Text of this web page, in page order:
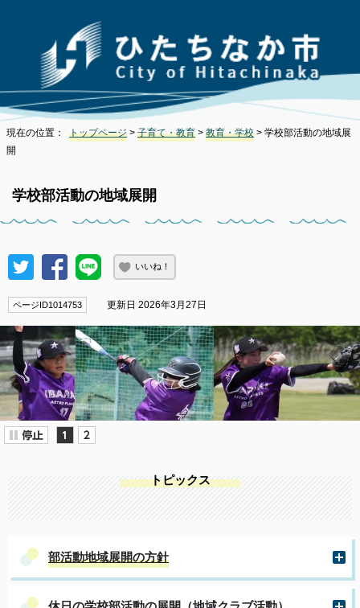
現在の位置： トップページ > 子育て・教育 > 教育・学校 > 学校部活動の地域展
開
学校部活動の地域展開
いいね！
ページID1014753 更新日 2026年3月27日
トピックス
部活動地域展開の方針